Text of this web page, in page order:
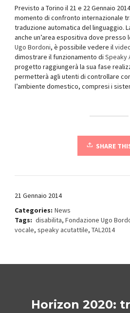
Previsto a Torino il 21 e 22 Gennaio
momento di confronto internazionale
traduzione automatica del linguaggio.
anche un’area espositiva dove presso
Ugo Bordoni, è possibile vedere il
dimostrare il funzionamento di Speaky
progetto raggiungerà la sua fase
permetterà agli utenti di controllare
l’ambiente domestico, compresi i
SHARE
21 Gennaio 2014
Categories: News
Tags: disabilita, Fondazione Ugo
vocale, speaky acutattile, TAL2014
Horizon 2020: